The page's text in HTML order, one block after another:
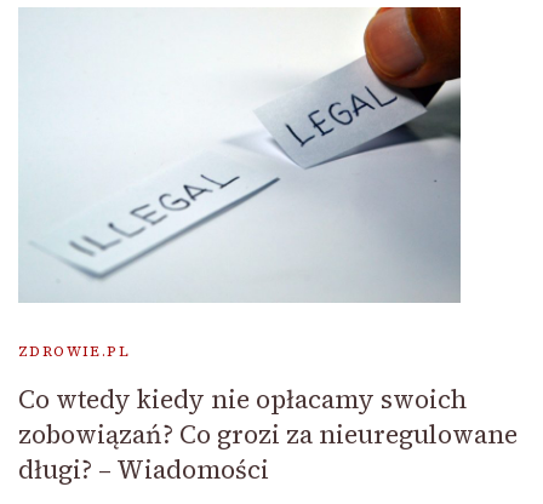
ZDROWIE.PL
Co wtedy kiedy nie opłacamy swoich
zobowiązań? Co grozi za nieuregulowane
długi? – Wiadomości